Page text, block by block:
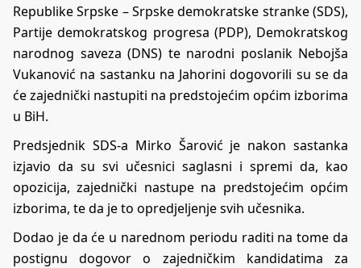
Republike Srpske – Srpske demokratske stranke (SDS),
Partije demokratskog progresa (PDP), Demokratskog
narodnog saveza (DNS) te narodni poslanik Nebojša
Vukanović na sastanku na Jahorini dogovorili su se da
će zajednički nastupiti na predstojećim općim izborima
u BiH.
Predsjednik SDS-a Mirko Šarović je nakon sastanka
izjavio da su svi učesnici saglasni i spremi da, kao
opozicija, zajednički nastupe na predstojećim općim
izborima, te da je to opredjeljenje svih učesnika.
Dodao je da će u narednom periodu raditi na tome da
postignu dogovor o zajedničkim kandidatima za